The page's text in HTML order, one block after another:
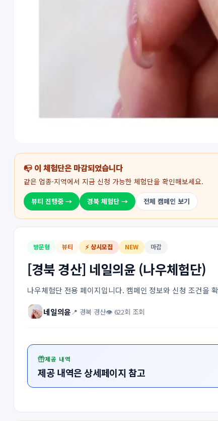
📭 이 체험단은 마감되었습니다
같은 업종·지역에서 지금 신청 가능한 체험단을 확인해보세요.
뷰티 진행중 → 경북 체험단 → 전체 캠페인 보기
방문형 뷰티 ⚡ 상시모집 NEW 마감
[경북 경산] 네일의윤 (나우체험단)
나우체험단 전용 페이지입니다. 캠페인 정보와 신청 조건을
네일의윤 📍 경북 경산👁 622회 조회
제공 내역
제공 내역은 상세페이지 참고